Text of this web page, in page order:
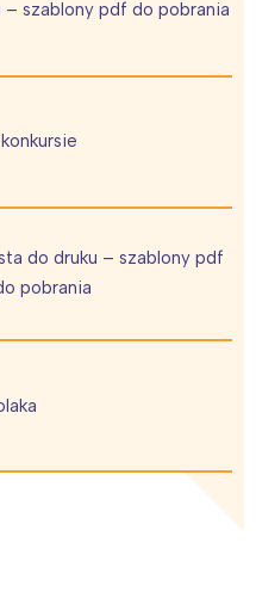
– szablony pdf do pobrania
do druku – szablony pdf
pobrania